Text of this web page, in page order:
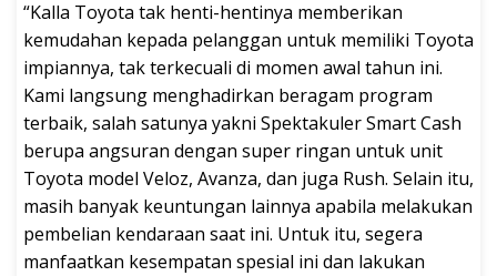
“Kalla Toyota tak henti-hentinya memberikan
kemudahan kepada pelanggan untuk memiliki Toyota
impiannya, tak terkecuali di momen awal tahun ini.
Kami langsung menghadirkan beragam program
terbaik, salah satunya yakni Spektakuler Smart Cash
berupa angsuran dengan super ringan untuk unit
Toyota model Veloz, Avanza, dan juga Rush. Selain itu,
masih banyak keuntungan lainnya apabila melakukan
pembelian kendaraan saat ini. Untuk itu, segera
manfaatkan kesempatan spesial ini dan lakukan